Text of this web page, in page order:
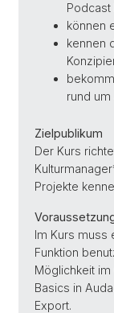
Podcast
können
kennen
rund um
Zielpublikum
Der Kurs
Projekte
Im Kurs muss
Funktion
Möglichkeit
Basics in
Export.